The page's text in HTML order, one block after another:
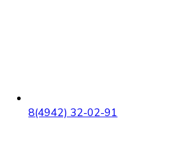
8(4942) 32-02-91